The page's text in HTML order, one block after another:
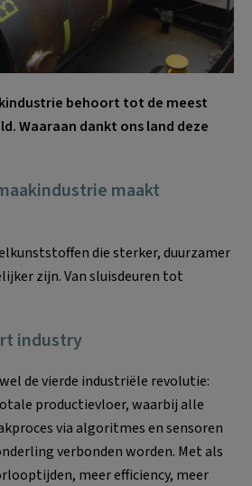
behoort tot de meest
Waaraan dankt ons land deze
maakt
die sterker, duurzamer
zijn. Van sluisdeuren tot
industry
de vierde industriële revolutie:
productievloer, waarbij alle
via algoritmes en sensoren
verbonden worden. Met als
meer efficiency, meer